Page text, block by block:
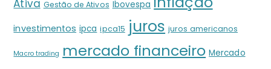
Ativa Gestão de Ativos Ibovespa
investimentos ipca ipca15 juros juros americanos
Macro trading mercado financeiro Mercado